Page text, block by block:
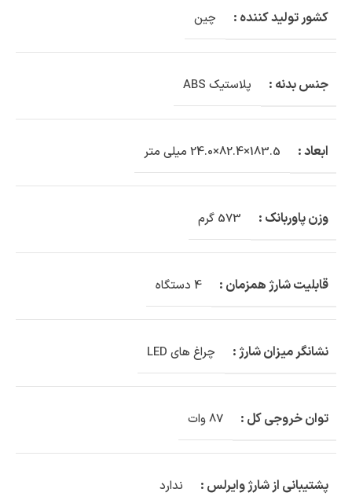
کشور تولید کننده : چین
جنس بدنه : پلاستیک ABS
ابعاد : 183.5×82.4×24.0 میلی متر
وزن پاوربانک : 573 گرم
قابلیت شارژ همزمان : 4 دستگاه
نشانگر میزان شارژ : چراغ های LED
توان خروجی کل : 87 وات
پشتیبانی از شارژ وایرلس : ندارد